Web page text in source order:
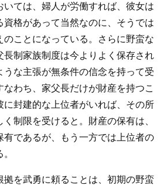
いては、婦人が労働すれば、彼女は
資格があって当然なのに、そうでは
のことになっている。さらに野蛮な
長制家族制度は今よりよく保存され
うな主張が無条件の信念を持って受
わち、家父長だけが財産を持つこ
に封建的な上位者がいれば、その所
制限を受けると。財産の保有は、
有であるが、もう一方では上位者の
拠を武勇に頼ることは、初期の野蛮